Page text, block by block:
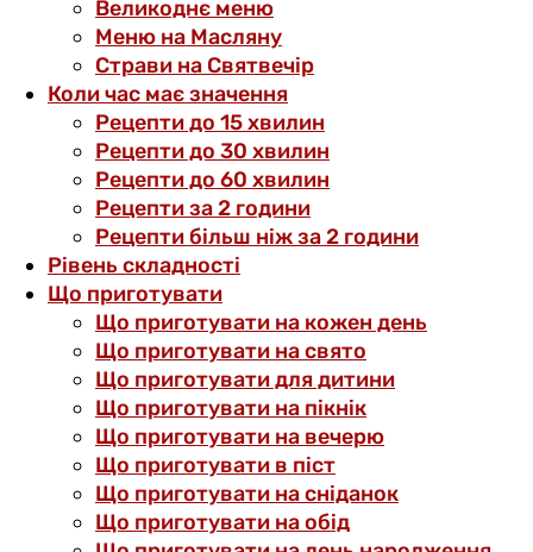
Великоднє меню
Меню на Масляну
Страви на Святвечір
Коли час має значення
Рецепти до 15 хвилин
Рецепти до 30 хвилин
Рецепти до 60 хвилин
Рецепти за 2 години
Рецепти більш ніж за 2 години
Рівень складності
Що приготувати
Що приготувати на кожен день
Що приготувати на свято
Що приготувати для дитини
Що приготувати на пікнік
Що приготувати на вечерю
Що приготувати в піст
Що приготувати на сніданок
Що приготувати на обід